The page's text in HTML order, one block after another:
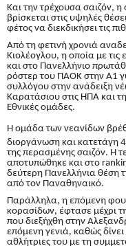
Και την τρέχουσα σαιζόν,
βρίσκεται στις υψηλές
φέτος να διεκδικήσει τις
Από τη φετινή χρονιά
Κιολέογλου, η οποία με τις
και στο Πανελλήνιο
ρόστερ του ΠΑΟΚ στην Α1
συλλόγου στην ανάδειξη
Καρατάσιου στις ΗΠΑ και
Εθνικές ομάδες.
Η ομάδα των νεανίδων
διοργάνωση και κατετάγη 4
της περασμένης σαιζόν. Η
αποτυπώθηκε και στο
δεύτερη Πανελλήνια θέση
από τον Παναθηναικό.
Παράλληλα, η επόμενη
κορασίδων, έφτασε μέχρι
που διεξήχθη στην
επόμενη γενιά, καθώς δίνει
αθλήτριες του με τη